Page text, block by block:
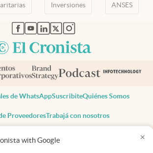
with Google ×
Inversiones ANSES
abre en nueva pestaña
abre en nueva pestaña
abre en nueva pestaña
abre en nueva pestaña
abre en nueva pestaña
de WhatsAppSuscribiteQuiénes Somos
ProveedoresTrabajá con nosotros
los derechos reservados